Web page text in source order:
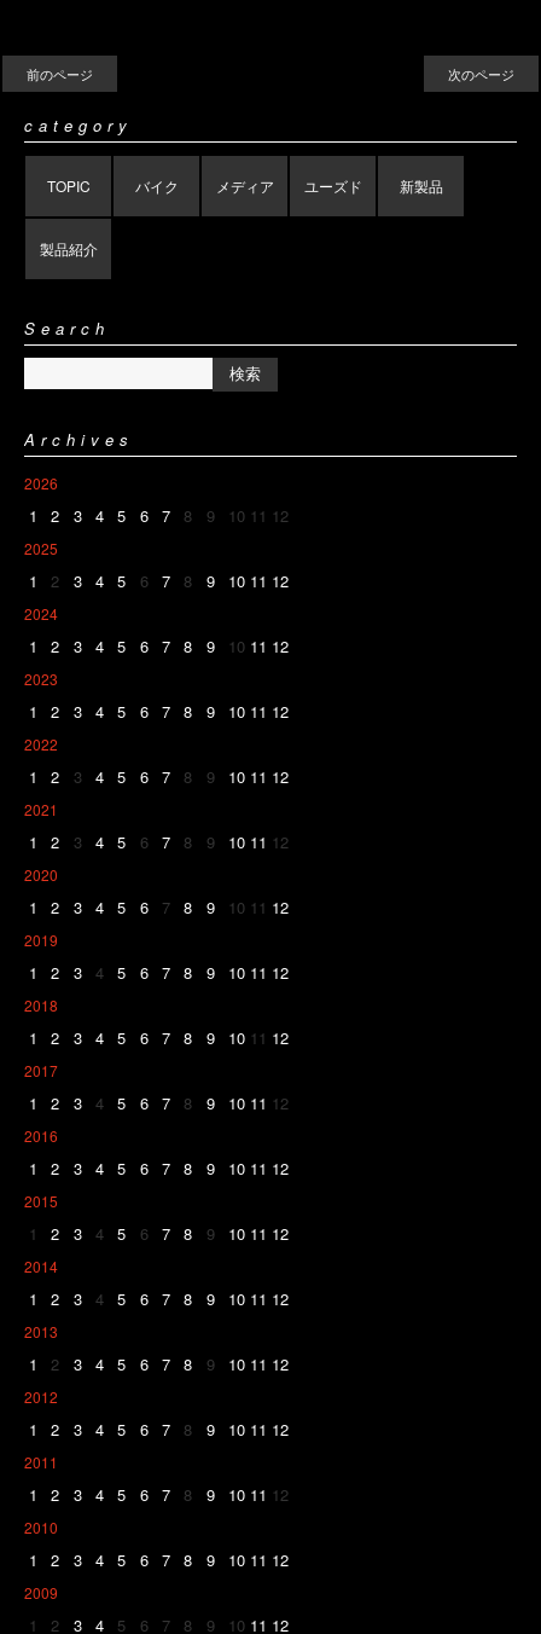
前のページ 次のページ
category
TOPIC バイク メディア ユーズド 新製品
製品紹介
Search
Archives
2026
1 2 3 4 5 6 7 8 9 10 11 12
2025
1 2 3 4 5 6 7 8 9 10 11 12
2024
1 2 3 4 5 6 7 8 9 10 11 12
2023
1 2 3 4 5 6 7 8 9 10 11 12
2022
1 2 3 4 5 6 7 8 9 10 11 12
2021
1 2 3 4 5 6 7 8 9 10 11 12
2020
1 2 3 4 5 6 7 8 9 10 11 12
2019
1 2 3 4 5 6 7 8 9 10 11 12
2018
1 2 3 4 5 6 7 8 9 10 11 12
2017
1 2 3 4 5 6 7 8 9 10 11 12
2016
1 2 3 4 5 6 7 8 9 10 11 12
2015
1 2 3 4 5 6 7 8 9 10 11 12
2014
1 2 3 4 5 6 7 8 9 10 11 12
2013
1 2 3 4 5 6 7 8 9 10 11 12
2012
1 2 3 4 5 6 7 8 9 10 11 12
2011
1 2 3 4 5 6 7 8 9 10 11 12
2010
1 2 3 4 5 6 7 8 9 10 11 12
2009
1 2 3 4 5 6 7 8 9 10 11 12